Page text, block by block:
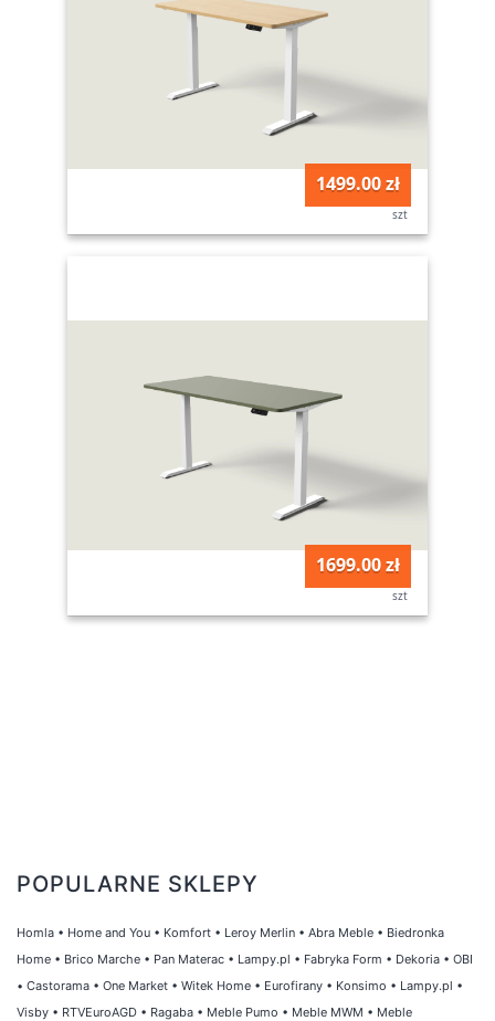
1499.00 zł
szt
1699.00 zł
szt
POPULARNE SKLEPY
Homla • Home and You • Komfort • Leroy Merlin • Abra Meble • Biedronka
Home • Brico Marche • Pan Materac • Lampy.pl • Fabryka Form • Dekoria • OBI
• Castorama • One Market • Witek Home • Eurofirany • Konsimo • Lampy.pl •
Visby • RTVEuroAGD • Ragaba • Meble Pumo • Meble MWM • Meble